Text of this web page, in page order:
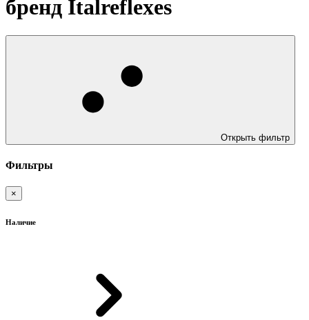
бренд Italreflexes
Открыть фильтр
Фильтры
×
Наличие